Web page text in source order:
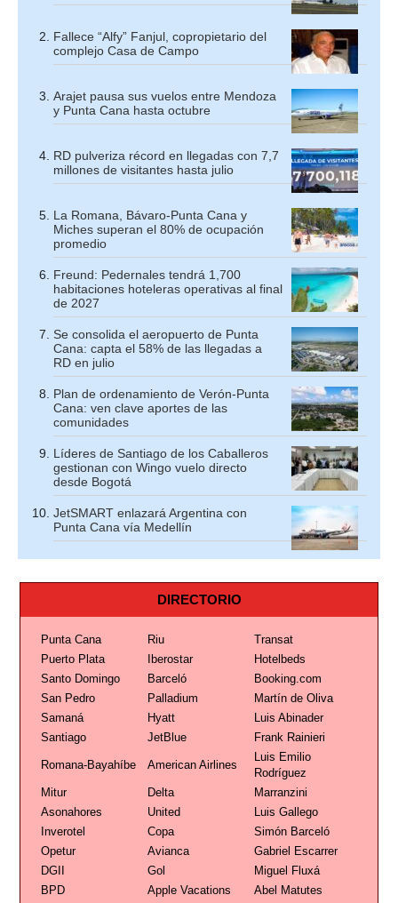
Fallece “Alfy” Fanjul, copropietario del
complejo Casa de Campo
Arajet pausa sus vuelos entre Mendoza
y Punta Cana hasta octubre
RD pulveriza récord en llegadas con 7,7
millones de visitantes hasta julio
La Romana, Bávaro-Punta Cana y
Miches superan el 80% de ocupación
promedio
Freund: Pedernales tendrá 1,700
habitaciones hoteleras operativas al final
de 2027
Se consolida el aeropuerto de Punta
Cana: capta el 58% de las llegadas a
RD en julio
Plan de ordenamiento de Verón-Punta
Cana: ven clave aportes de las
comunidades
Líderes de Santiago de los Caballeros
gestionan con Wingo vuelo directo
desde Bogotá
JetSMART enlazará Argentina con
Punta Cana vía Medellín
DIRECTORIO
Punta Cana Riu
Transat
Puerto Plata
Iberostar
Hotelbeds
Santo Domingo
Barceló
Booking.com
San Pedro
Palladium
Martín de Oliva
Samaná
Hyatt
Luis Abinader
Santiago
JetBlue Frank Rainieri
Romana-Bayahíbe American Airlines
Luis Emilio
Rodríguez
Mitur
Delta
Marranzini
Asonahores
United
Luis Gallego
Inverotel
Copa
Simón Barceló
Opetur
Avianca
Gabriel Escarrer
DGII
Gol
Miguel Fluxá
BPD
Apple Vacations Abel Matutes